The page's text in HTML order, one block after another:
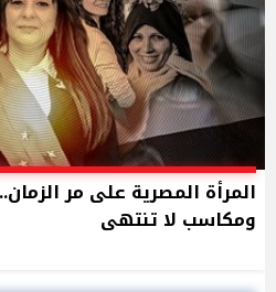
المرأة المصرية على مر
ومكاسب لا تنتهى